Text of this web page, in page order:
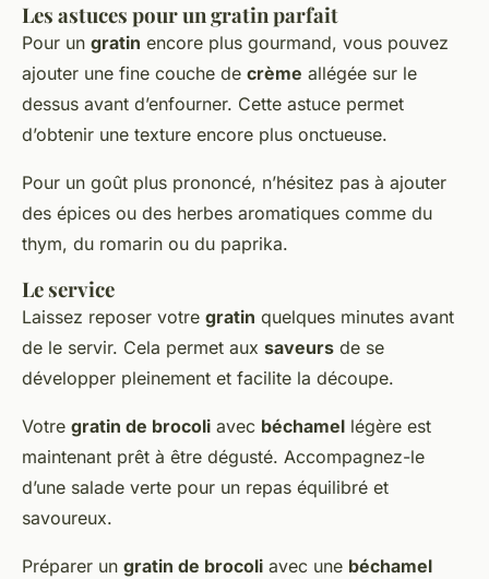
Les astuces pour un gratin parfait
Pour un gratin encore plus gourmand, vous pouvez
ajouter une fine couche de crème allégée sur le
dessus avant d’enfourner. Cette astuce permet
d’obtenir une texture encore plus onctueuse.
Pour un goût plus prononcé, n’hésitez pas à ajouter
des épices ou des herbes aromatiques comme du
thym, du romarin ou du paprika.
Le service
Laissez reposer votre gratin quelques minutes avant
de le servir. Cela permet aux saveurs de se
développer pleinement et facilite la découpe.
Votre gratin de brocoli avec béchamel légère est
maintenant prêt à être dégusté. Accompagnez-le
d’une salade verte pour un repas équilibré et
savoureux.
Préparer un gratin de brocoli avec une béchamel